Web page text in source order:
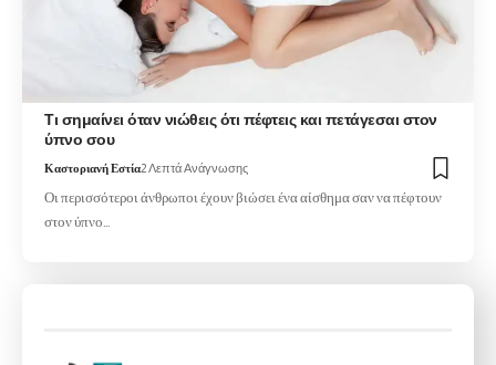
Τι σημαίνει όταν νιώθεις ότι πέφτεις και πετάγεσαι στον
ύπνο σου
Καστοριανή Εστία2 Λεπτά Ανάγνωσης
Οι περισσότεροι άνθρωποι έχουν βιώσει ένα αίσθημα σαν να πέφτουν
στον ύπνο…